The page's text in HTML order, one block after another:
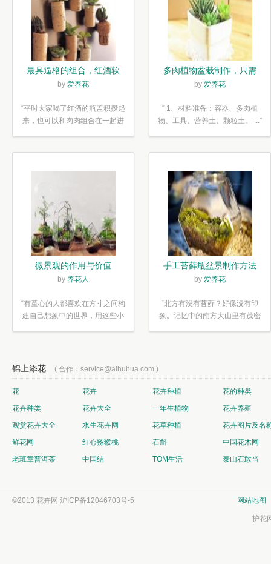
最具逼格的组合，红酒软
木塞diy多肉植物盆栽
by 爱养花
“平时大家喝了红酒的瓶盖积攒起
来，也可以和肉肉组合在一起进
多肉植物盆栽制作，只需
简单6步
by 爱养花
“ 1、材料准备：容器、多肉植
物、工具、营养土、颗粒土。 ...”
微景观的作用与价值
by 养花人
“有童心的人都喜欢在方寸之间构
建自己想象中的世界，用这些小
手工苔藓瓶盆景制作方法
by 爱养花
“北方有没有苔藓？好像没有印
象。记忆中的南方大山里有茂密
锦上添花 ( 合作：service@aihuhua.com )
花 花卉 花卉种植
花的种类
花卉种类
花卉大全 一年生植物
花卉养殖
观赏花卉大全
水生花卉网 花草种植
花卉图片及名
鲜花网
红心猕猴桃 石斛
中国花木网
老班章普洱茶
中国结 TOM生活 泰山石敢当
©2013 花卉网 沪ICP备12046703号-5 网站地图
护花